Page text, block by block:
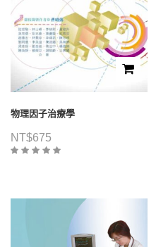
物理因子治療學
NT$675